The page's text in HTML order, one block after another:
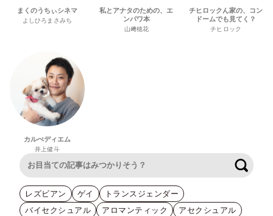
まくのうちぃシネマ
よしひろまさみち
私とアナタのための、エ
ンパワ本
山﨑穂花
チヒロックん家の、コン
ドームでも見てく？
チヒロック
カルぺディエム
井上健斗
レズビアン ゲイ
トランスジェンダー
バイセクシュアル
アロマンティック
アセクシュアル